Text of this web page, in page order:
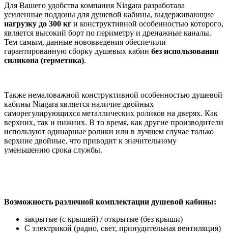
Для Вашего удобства компания Niagara разработала
усиленные поддоны для душевой кабины, выдерживающие
нагрузку до 300 кг и конструктивной особенностью которого,
является высокий борт по периметру и дренажные каналы.
Тем самым, данные нововведения обеспечили
гарантированную сборку душевых кабин без использования
силикона (герметика).
Также немаловажной конструктивной особенностью душевой
кабины Niagara является наличие двойных
саморегулирующихся металлических роликов на дверях. Как
верхних, так и нижних. В то время, как другие производители
используют одинарные ролики или в лучшем случае только
верхние двойные, что приводит к значительному
уменьшению срока службы.
Возможность различной комплектации душевой кабины:
закрытые (с крышей) / открытые (без крыши)
С электрикой (радио, свет, принудительная вентиляция)